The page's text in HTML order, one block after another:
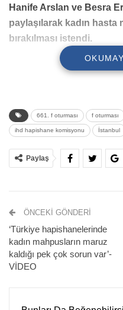
Hanife Arslan ve Besra
paylaşılarak kadın hasta
bırakılması istendi.
Komisyonu’nun
hapishanelerdeki hasta
devam edildi.
“Tedavi haktır
Kasım Kadına Yönelik
661. f oturması f oturması
ihd hapishane komisyonu İstanbul
Paylaş
ÖNCEKI GÖNDERI
‘Türkiye hapishanelerinde
kadın mahpusların maruz
kaldığı pek çok sorun var’-
VİDEO